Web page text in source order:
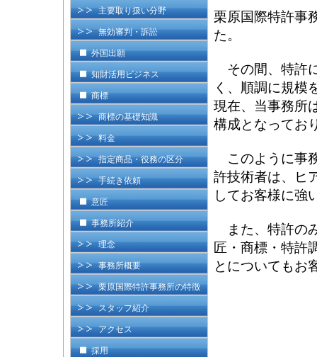
栗原国際特許事
た。
その間、特許
く、順調に規模
現在、当事務所
構成となってお
このように事
許技術者は、ヒ
してお客様に強
また、特許の
匠・商標・特許
とについてもお
主要取り扱い分野
無効審判・訴訟
外国出願
知財活用ビジネス
商標
商標の基礎知識
料金
指定商品・役務の区分
手続き依頼
意匠
事務所紹介
理念
事務所概要
栗原国際特許事務所の特徴
スタッフ紹介
アクセス
採用